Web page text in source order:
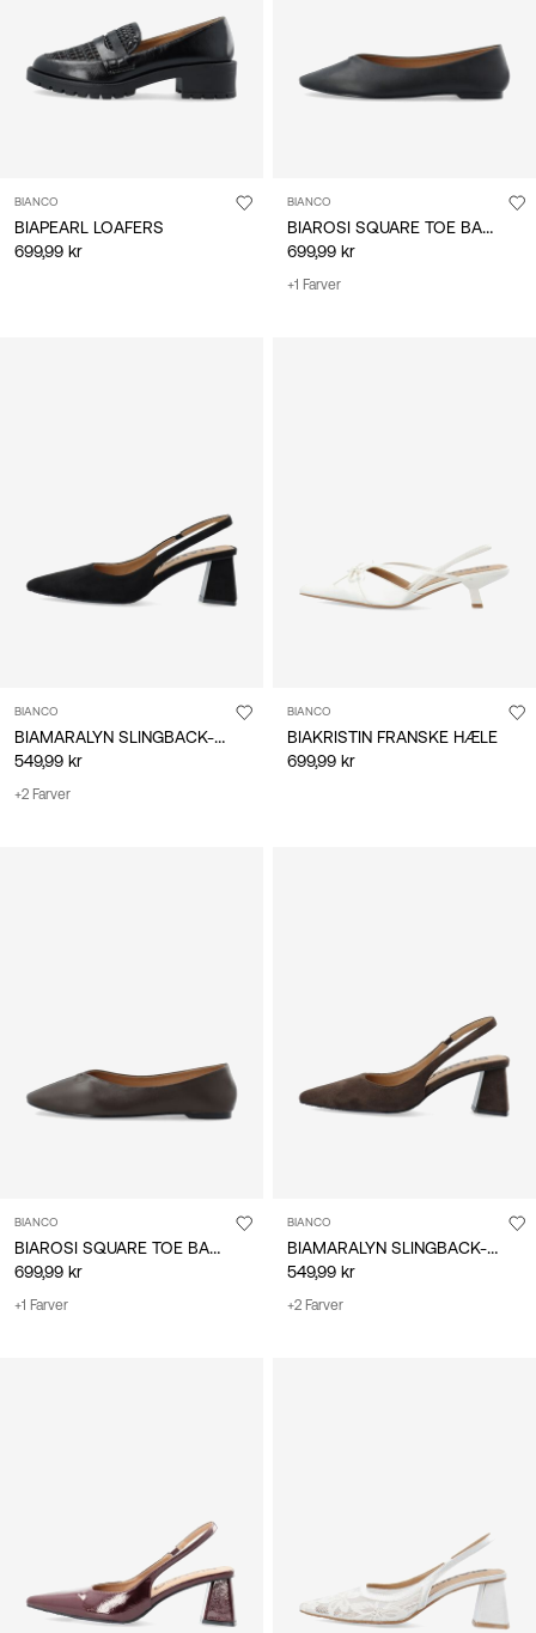
BIANCO
BIAPEARL LOAFERS
699,99 kr
BIANCO
BIAROSI SQUARE TOE BALLERINAER
699,99 kr
+1 Farver
BIANCO
BIAMARALYN SLINGBACK-SKO
549,99 kr
+2 Farver
BIANCO
BIAKRISTIN FRANSKE HÆLE
699,99 kr
BIANCO
BIAROSI SQUARE TOE BALLERINAER
699,99 kr
+1 Farver
BIANCO
BIAMARALYN SLINGBACK-SKO
549,99 kr
+2 Farver